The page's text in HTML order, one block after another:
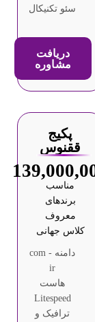
سئو تکنیکال
دریافت
مشاوره
پکیج
ققنوس
مناسب
برندهای
معروف
کلاس جهانی
دامنه com -
ir
هاست
Litespeed
ترافیک و